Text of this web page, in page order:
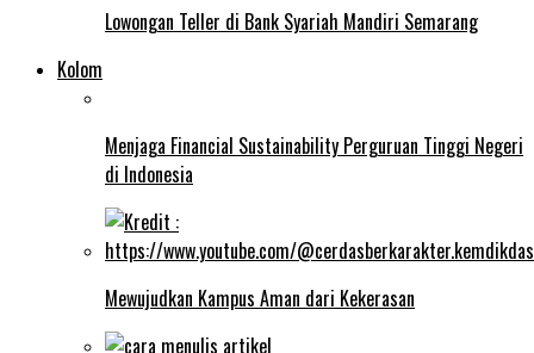
Lowongan Teller di Bank Syariah Mandiri Semarang
Kolom
Menjaga Financial Sustainability Perguruan Tinggi Negeri
di Indonesia
Mewujudkan Kampus Aman dari Kekerasan